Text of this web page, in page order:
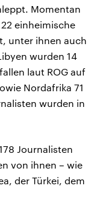
Momentan
einheimische
unter ihnen auch
wurden 14
laut ROG auf
Nordafrika 71
wurden in
Journalisten
von ihnen – wie
der Türkei, dem